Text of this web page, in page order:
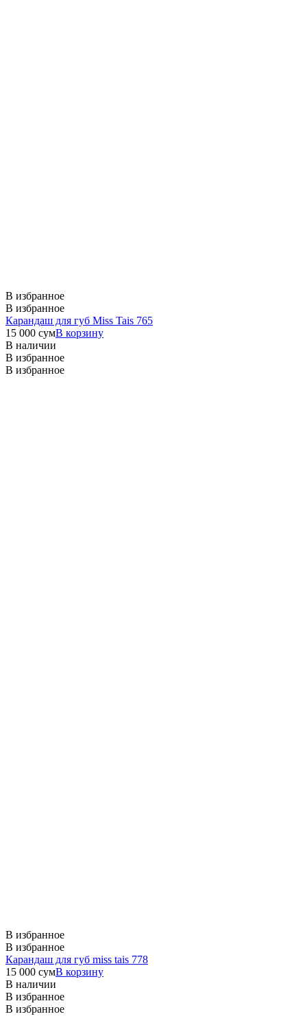
В избранное
В избранное
Карандаш для губ Miss Tais 765
15 000 сумВ корзину
В наличии
В избранное
В избранное
В избранное
В избранное
Карандаш для губ miss tais 778
15 000 сумВ корзину
В наличии
В избранное
В избранное